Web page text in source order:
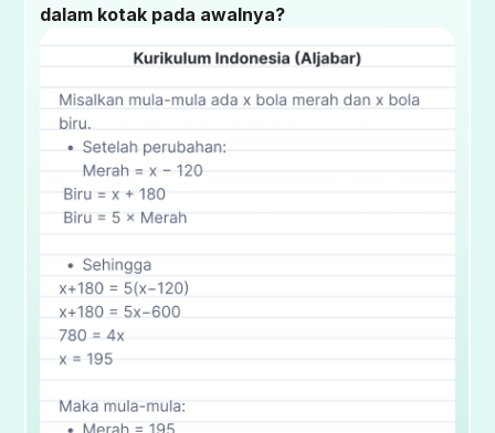
dalam kotak pada awalnya?